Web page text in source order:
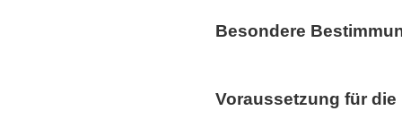
Besondere
Voraussetzung für die